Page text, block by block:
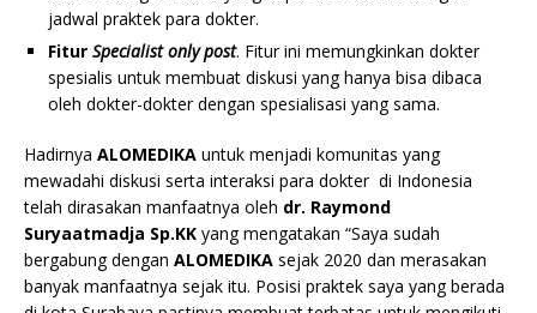
jadwal praktek para dokter.
Fitur Specialist only post. Fitur ini memungkinkan dokter
spesialis untuk membuat diskusi yang hanya bisa dibaca
oleh dokter-dokter dengan spesialisasi yang sama.
Hadirnya ALOMEDIKA untuk menjadi komunitas yang
mewadahi diskusi serta interaksi para dokter di Indonesia
telah dirasakan manfaatnya oleh dr. Raymond
Suryaatmadja Sp.KK yang mengatakan “Saya sudah
bergabung dengan ALOMEDIKA sejak 2020 dan merasakan
banyak manfaatnya sejak itu. Posisi praktek saya yang berada